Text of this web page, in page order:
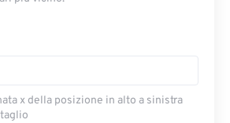
x della posizione in alto a sinistra